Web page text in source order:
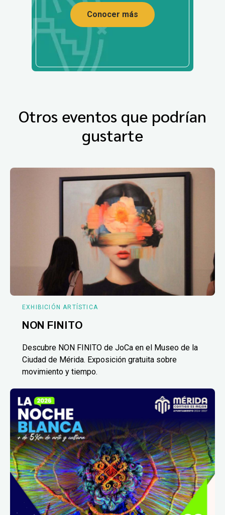
Conocer más
Otros eventos que podrían
gustarte
EXHIBICIÓN ARTÍSTICA
NON FINITO
Descubre NON FINITO de JoCa en el Museo de la
Ciudad de Mérida. Exposición gratuita sobre
movimiento y tiempo.